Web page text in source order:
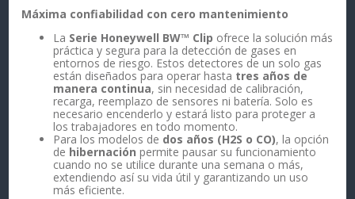
Máxima confiabilidad con cero mantenimiento
La Serie Honeywell BW™ Clip ofrece la solución más
práctica y segura para la detección de gases en
entornos de riesgo. Estos detectores de un solo gas
están diseñados para operar hasta tres años de
manera continua, sin necesidad de calibración,
recarga, reemplazo de sensores ni batería. Solo es
necesario encenderlo y estará listo para proteger a
los trabajadores en todo momento.
Para los modelos de dos años (H2S o CO), la opción
de hibernación permite pausar su funcionamiento
cuando no se utilice durante una semana o más,
extendiendo así su vida útil y garantizando un uso
más eficiente.